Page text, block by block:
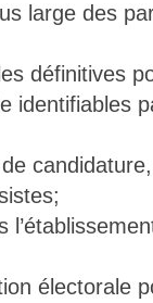
large des
définitives
identifiables
électorale